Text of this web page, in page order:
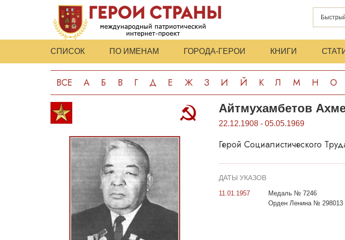
СПИСОК ПО ИМЕНАМ ГОРОДА-ГЕРОИ КНИГИ
ВСЕ А Б В Г Д Е Ж З И Й К Л М Н О
Айтмухамбетов
22.12.1908 - 05.05.1969
Герой Социалистического
ДАТЫ УКАЗОВ
11.01.1957
Медаль № 7246
Орден Ленина № 298013